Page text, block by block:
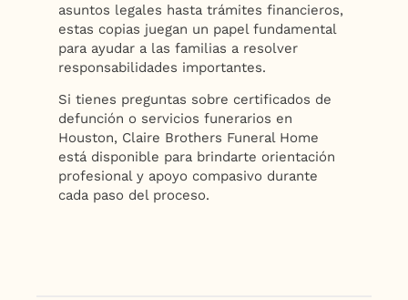
asuntos legales hasta trámites financieros,
estas copias juegan un papel fundamental
para ayudar a las familias a resolver
responsabilidades importantes.
Si tienes preguntas sobre certificados de
defunción o servicios funerarios en
Houston, Claire Brothers Funeral Home
está disponible para brindarte orientación
profesional y apoyo compasivo durante
cada paso del proceso.